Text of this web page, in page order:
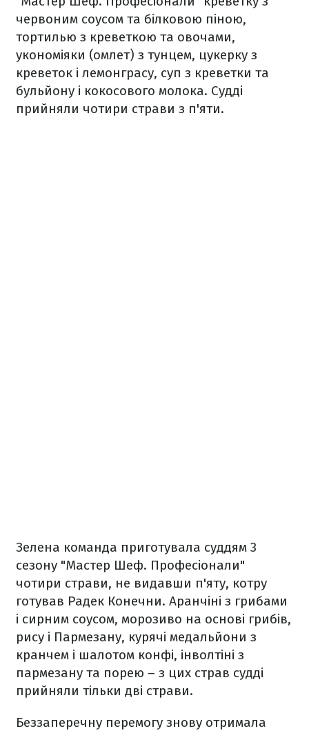
червоним соусом та білковою піною,
тортилью з креветкою та овочами,
укономіяки (омлет) з тунцем, цукерку з
креветок і лемонграсу, суп з креветки та
бульйону і кокосового молока. Судді
прийняли чотири страви з п'яти.
Зелена команда приготувала суддям 3
сезону "Мастер Шеф. Професіонали"
чотири страви, не видавши п'яту, котру
готував Радек Конечни. Аранчіні з грибами
і сирним соусом, морозиво на основі грибів,
рису і Пармезану, курячі медальйони з
кранчем і шалотом конфі, інволтіні з
пармезану та порею – з цих страв судді
прийняли тільки дві страви.
Беззаперечну перемогу знову отримала